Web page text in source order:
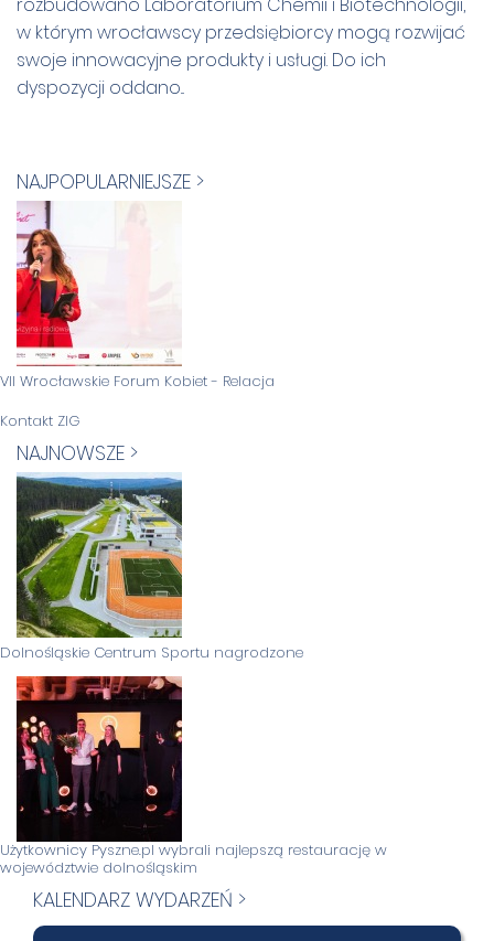
w którym wrocławscy przedsiębiorcy mogą rozwijać
swoje innowacyjne produkty i usługi. Do ich
dyspozycji oddano...
NAJPOPULARNIEJSZE >
VII Wrocławskie Forum Kobiet - Relacja
Kontakt ZIG
NAJNOWSZE >
Dolnośląskie Centrum Sportu nagrodzone
Użytkownicy Pyszne.pl wybrali najlepszą restaurację w
województwie dolnośląskim
KALENDARZ WYDARZEŃ >